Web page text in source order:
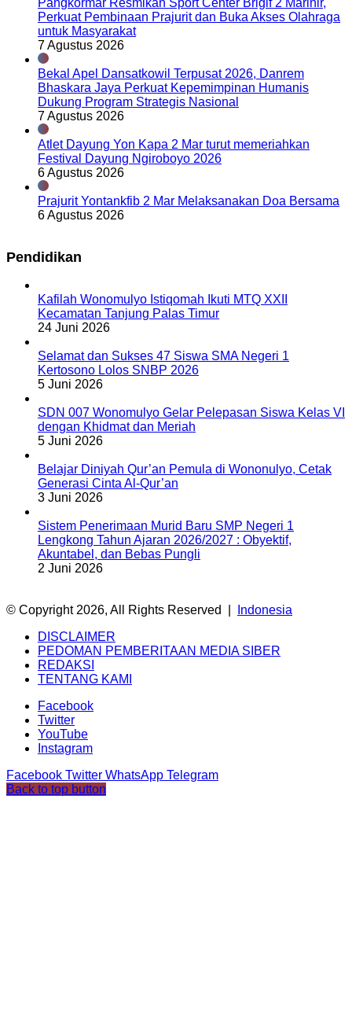
Pangkormar Resmikan Sport Center Brigif 2 Marinir,
Perkuat Pembinaan Prajurit dan Buka Akses Olahraga
untuk Masyarakat
7 Agustus 2026
Bekal Apel Dansatkowil Terpusat 2026, Danrem
Bhaskara Jaya Perkuat Kepemimpinan Humanis
Dukung Program Strategis Nasional
7 Agustus 2026
Atlet Dayung Yon Kapa 2 Mar turut memeriahkan
Festival Dayung Ngiroboyo 2026
6 Agustus 2026
Prajurit Yontankfib 2 Mar Melaksanakan Doa Bersama
6 Agustus 2026
Pendidikan
Kafilah Wonomulyo Istiqomah Ikuti MTQ XXII
Kecamatan Tanjung Palas Timur
24 Juni 2026
Selamat dan Sukses 47 Siswa SMA Negeri 1
Kertosono Lolos SNBP 2026
5 Juni 2026
SDN 007 Wonomulyo Gelar Pelepasan Siswa Kelas VI
dengan Khidmat dan Meriah
5 Juni 2026
Belajar Diniyah Qur’an Pemula di Wononulyo, Cetak
Generasi Cinta Al-Qur’an
3 Juni 2026
Sistem Penerimaan Murid Baru SMP Negeri 1
Lengkong Tahun Ajaran 2026/2027 : Obyektif,
Akuntabel, dan Bebas Pungli
2 Juni 2026
© Copyright 2026, All Rights Reserved |
Indonesia
DISCLAIMER
PEDOMAN PEMBERITAAN MEDIA SIBER
REDAKSI
TENTANG KAMI
Facebook
Twitter
YouTube
Instagram
Facebook Twitter WhatsApp Telegram
Back to top button